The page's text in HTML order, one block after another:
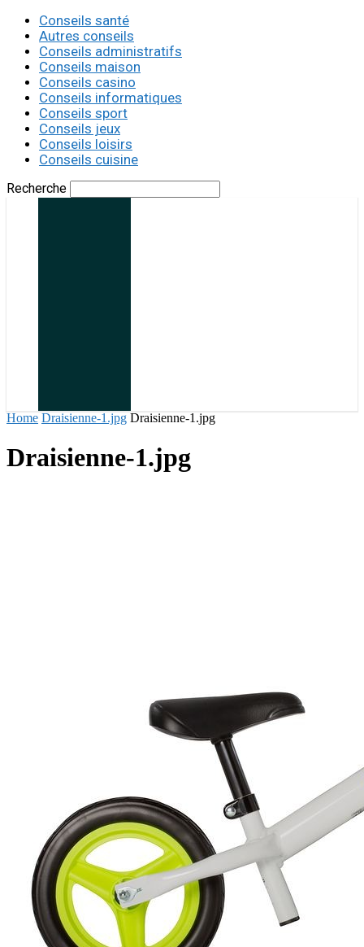
Conseils santé
Autres conseils
Conseils administratifs
Conseils maison
Conseils casino
Conseils informatiques
Conseils sport
Conseils jeux
Conseils loisirs
Conseils cuisine
Recherche
Home Draisienne-1.jpg Draisienne-1.jpg
Draisienne-1.jpg